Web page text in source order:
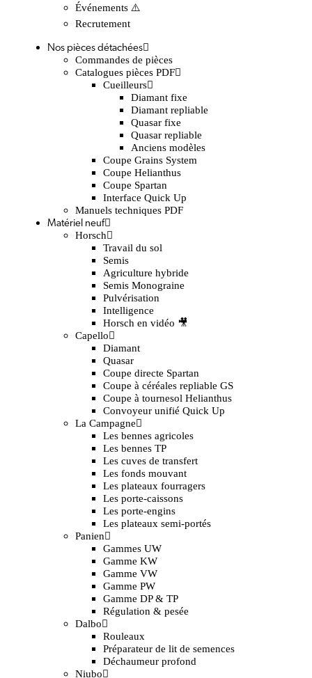
Événements ⚠️
Recrutement
Nos pièces détachées
Commandes de pièces
Catalogues pièces PDF
Cueilleurs
Diamant fixe
Diamant repliable
Quasar fixe
Quasar repliable
Anciens modèles
Coupe Grains System
Coupe Helianthus
Coupe Spartan
Interface Quick Up
Manuels techniques PDF
Matériel neuf
Horsch
Travail du sol
Semis
Agriculture hybride
Semis Monograine
Pulvérisation
Intelligence
Horsch en vidéo 🎥
Capello
Diamant
Quasar
Coupe directe Spartan
Coupe à céréales repliable GS
Coupe à tournesol Helianthus
Convoyeur unifié Quick Up
La Campagne
Les bennes agricoles
Les bennes TP
Les cuves de transfert
Les fonds mouvant
Les plateaux fourragers
Les porte-caissons
Les porte-engins
Les plateaux semi-portés
Panien
Gammes UW
Gamme KW
Gamme VW
Gamme PW
Gamme DP & TP
Régulation & pesée
Dalbo
Rouleaux
Préparateur de lit de semences
Déchaumeur profond
Niubo